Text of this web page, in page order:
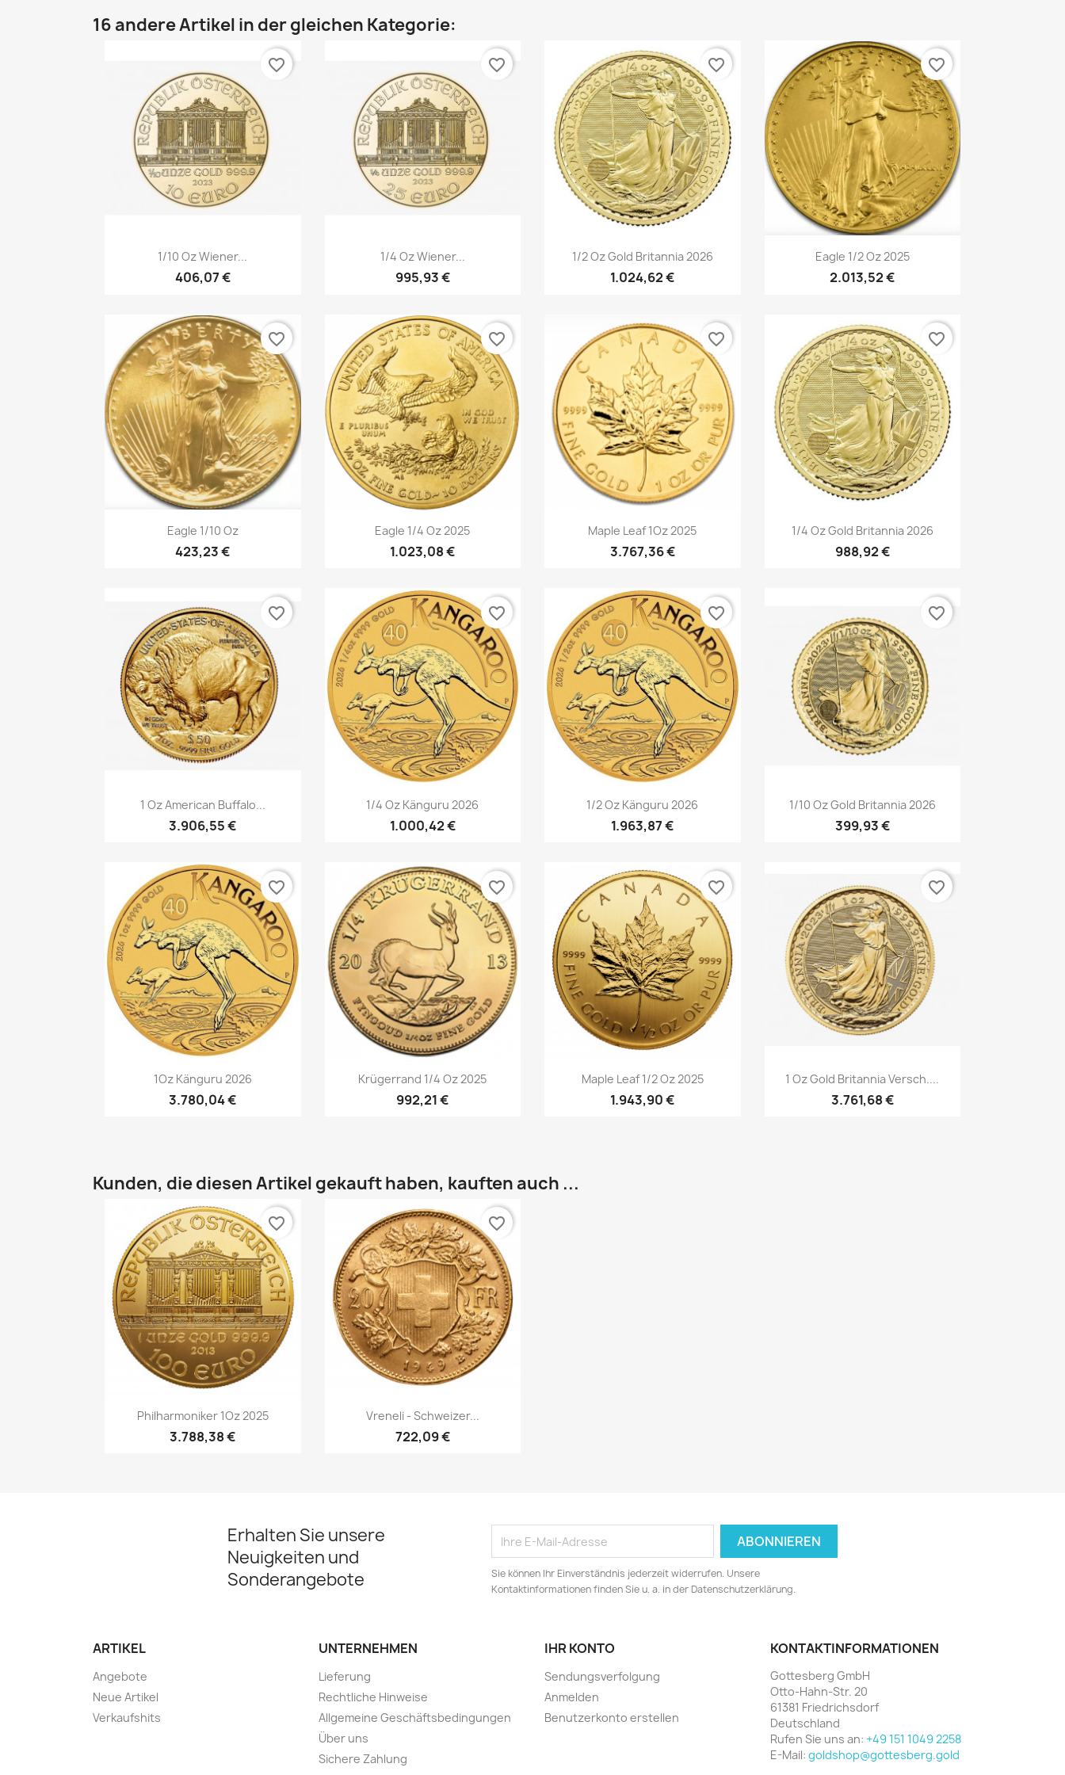
16 andere Artikel in der gleichen Kategorie:
Vorschau
1/10 Oz Wiener...
406,07 €
favorite_border
Vorschau
1/4 Oz Wiener...
995,93 €
favorite_border
Vorschau
1/2 Oz Gold Britannia 2026
1.024,62 €
favorite_border
Vorschau
Eagle 1/2 Oz 2025
2.013,52 €
favorite_border
Vorschau
Eagle 1/10 Oz
423,23 €
favorite_border
Vorschau
Eagle 1/4 Oz 2025
1.023,08 €
favorite_border
 Vorschau
Maple Leaf 1Oz 2025
3.767,36 €
favorite_border
Vorschau
1/4 Oz Gold Britannia 2026
988,92 €
favorite_border
Vorschau
1 Oz American Buffalo...
3.906,55 €
favorite_border
Vorschau
1/4 Oz Känguru 2026
1.000,42 €
favorite_border
Vorschau
1/2 Oz Känguru 2026
1.963,87 €
favorite_border
Vorschau
1/10 Oz Gold Britannia 2026
399,93 €
favorite_border
Vorschau
1Oz Känguru 2026
3.780,04 €
favorite_border
Vorschau
Krügerrand 1/4 Oz 2025
992,21 €
favorite_border
Vorschau
Maple Leaf 1/2 Oz 2025
1.943,90 €
favorite_border
Vorschau
1 Oz Gold Britannia Versch....
3.761,68 €
favorite_border
Kunden, die diesen Artikel gekauft haben, kauften auch ...
Vorschau
Philharmoniker 1Oz 2025
3.788,38 €
favorite_border
Vorschau
Vreneli - Schweizer...
722,09 €
favorite_border
Erhalten Sie unsere
Neuigkeiten und
Sonderangebote
Sie können Ihr Einverständnis jederzeit widerrufen. Unsere
Kontaktinformationen finden Sie u. a. in der Datenschutzerklärung.
ARTIKEL
Angebote
Neue Artikel
Verkaufshits
UNTERNEHMEN
Lieferung
Rechtliche Hinweise
Allgemeine Geschäftsbedingungen
Über uns
Sichere Zahlung
IHR KONTO
Sendungsverfolgung
Anmelden
Benutzerkonto erstellen
KONTAKTINFORMATIONEN
Gottesberg GmbH
Otto-Hahn-Str. 20
61381 Friedrichsdorf
Deutschland
Rufen Sie uns an: +49 151 1049 2258
E-Mail: goldshop@gottesberg.gold